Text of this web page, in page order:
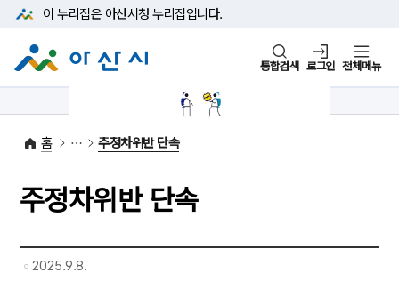
본문 바로가기
메뉴 바로가기
이 누리집은 아산시청 누리집입니다.
통합검색 로그인 전체메뉴
(아산시 콜센터)1422-42
홈 주정차위반 단속
주정차위반 단속
2025.9.8.